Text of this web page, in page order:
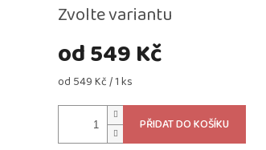
od549 Kč
Měrná
od 549 Kč / 1 ks
Zvolte variantu
PŘIDAT DO KOŠÍKU